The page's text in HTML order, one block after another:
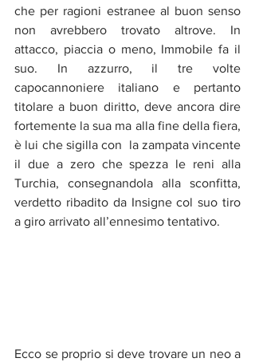
che per ragioni estranee al buon senso
non avrebbero trovato altrove. In
attacco, piaccia o meno, Immobile fa il
suo. In azzurro, il tre volte
capocannoniere italiano e pertanto
titolare a buon diritto, deve ancora dire
fortemente la sua ma alla fine della fiera,
è lui che sigilla con  la zampata vincente
il due a zero che spezza le reni alla
Turchia, consegnandola alla sconfitta,
verdetto ribadito da Insigne col suo tiro
a giro arrivato all’ennesimo tentativo.
Ecco se proprio si deve trovare un neo a